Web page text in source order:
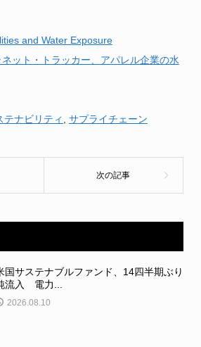
and Water Exposure
ネット・トラッカー、アパレル企業の水
テナビリティ サプライチェーン
国サステナブルファンド、14四半期ぶり
流入 電力...
2026.08.10